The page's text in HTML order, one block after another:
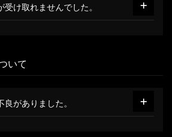
受け取れませんでした。
いて
がありました。